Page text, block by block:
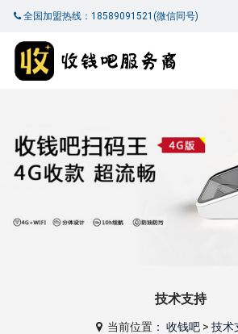
全国加盟热线：18589091521(微信同号)
技术支持
当前位置： 收钱吧> 技术